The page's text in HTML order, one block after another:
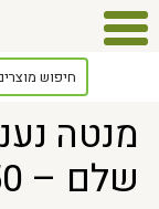
> מנטה נענה
מנטה
שלם – 50 גר